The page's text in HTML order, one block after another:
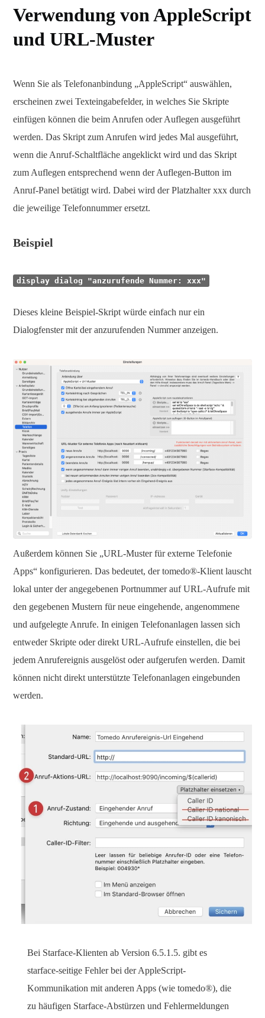
Verwendung von AppleScript
und URL-Muster
Wenn Sie als Telefonanbindung „AppleScript“ auswählen,
erscheinen zwei Texteingabefelder, in welches Sie Skripte
einfügen können die beim Anrufen oder Auflegen ausgeführt
werden. Das Skript zum Anrufen wird jedes Mal ausgeführt,
wenn die Anruf-Schaltfläche angeklickt wird und das Skript
zum Auflegen entsprechend wenn der Auflegen-Button im
Anruf-Panel betätigt wird. Dabei wird der Platzhalter xxx durch
die jeweilige Telefonnummer ersetzt.
Beispiel
display dialog "anzurufende Nummer: xxx"
Dieses kleine Beispiel-Skript würde einfach nur ein
Dialogfenster mit der anzurufenden Nummer anzeigen.
Außerdem können Sie „URL-Muster für externe Telefonie
Apps“ konfigurieren. Das bedeutet, der tomedo®-Klient lauscht
lokal unter der angegebenen Portnummer auf URL-Aufrufe mit
den gegebenen Mustern für neue eingehende, angenommene
und aufgelegte Anrufe. In einigen Telefonanlagen lassen sich
entweder Skripte oder direkt URL-Aufrufe einstellen, die bei
jedem Anrufereignis ausgelöst oder aufgerufen werden. Damit
können nicht direkt unterstützte Telefonanlagen eingebunden
werden.
Bei Starface-Klienten ab Version 6.5.1.5. gibt es
starface-seitige Fehler bei der AppleScript-
Kommunikation mit anderen Apps (wie tomedo®), die
zu häufigen Starface-Abstürzen und Fehlermeldungen